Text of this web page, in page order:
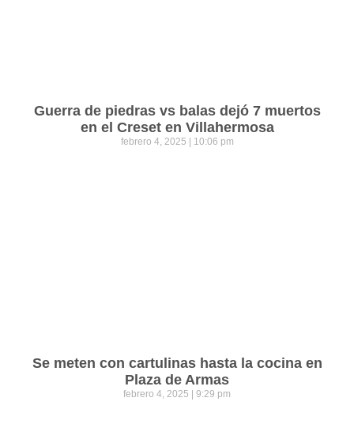
Guerra de piedras vs balas dejó 7 muertos
en el Creset en Villahermosa
febrero 4, 2025 10:06 pm
Se meten con cartulinas hasta la cocina en
Plaza de Armas
febrero 4, 2025 9:29 pm